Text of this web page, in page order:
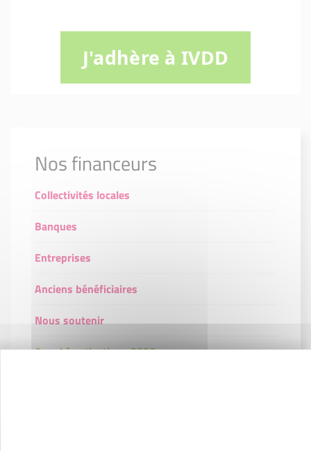
J'adhère à IVDD
Nos financeurs
Collectivités locales
Banques
Entreprises
Anciens bénéficiaires
Nous soutenir
Appel à cotisations 2026